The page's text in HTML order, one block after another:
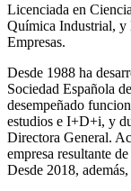
Licenciada en
Química Industrial, y
Empresas.
Desde 1988 ha
Sociedad Española
desempeñado
estudios e I+D+i, y
Directora General.
empresa resultante
Desde 2018,